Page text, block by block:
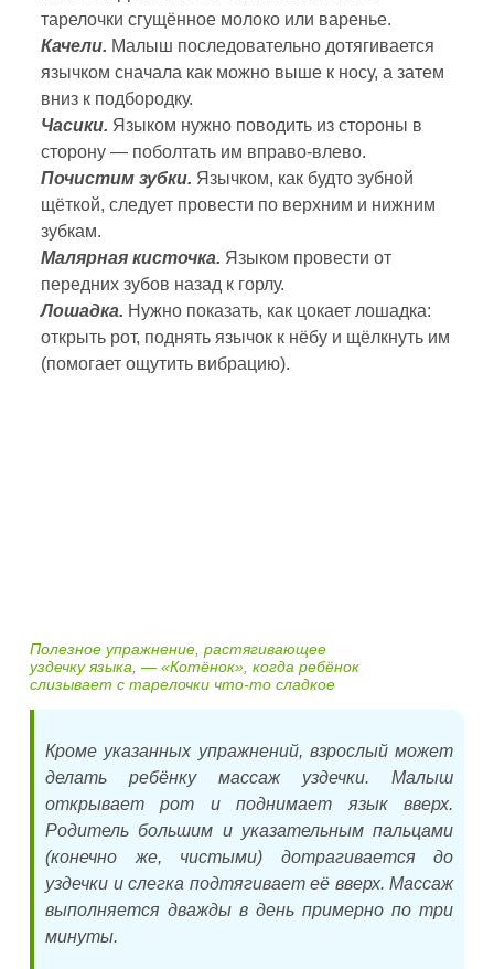
тарелочки сгущённое молоко или варенье.
Качели. Малыш последовательно дотягивается
язычком сначала как можно выше к носу, а затем
вниз к подбородку.
Часики. Языком нужно поводить из стороны в
сторону — поболтать им вправо-влево.
Почистим зубки. Язычком, как будто зубной
щёткой, следует провести по верхним и нижним
зубкам.
Малярная кисточка. Языком провести от
передних зубов назад к горлу.
Лошадка. Нужно показать, как цокает лошадка:
открыть рот, поднять язычок к нёбу и щёлкнуть им
(помогает ощутить вибрацию).
Полезное упражнение, растягивающее
уздечку языка, — «Котёнок», когда ребёнок
слизывает с тарелочки что-то сладкое
Кроме указанных упражнений, взрослый может
делать ребёнку массаж уздечки. Малыш
открывает рот и поднимает язык вверх.
Родитель большим и указательным пальцами
(конечно же, чистыми) дотрагивается до
уздечки и слегка подтягивает её вверх. Массаж
выполняется дважды в день примерно по три
минуты.